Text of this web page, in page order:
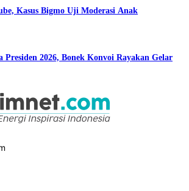
Kasus Bigmo Uji Moderasi Anak
Presiden 2026, Bonek Konvoi Rayakan Gelar